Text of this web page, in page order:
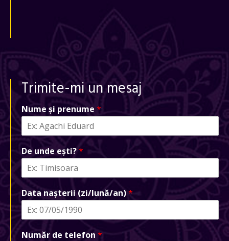
Trimite-mi un mesaj
Nume și prenume *
De unde ești?*
Data nașterii (zi/lună/an)*
Număr de telefon *